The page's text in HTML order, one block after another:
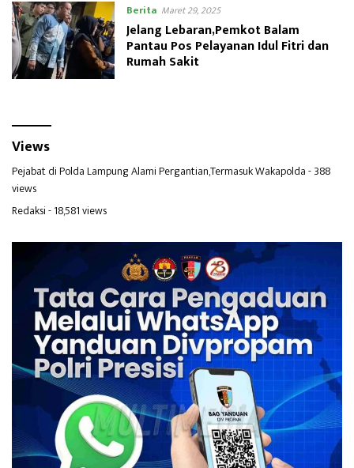
Berita Maret 29, 2025
Jelang Lebaran,Pemkot Balam
Pantau Pos Pelayanan Idul Fitri dan
Rumah Sakit
Views
Pejabat di Polda Lampung Alami Pergantian,Termasuk Wakapolda- 388
views
Redaksi- 18,581 views